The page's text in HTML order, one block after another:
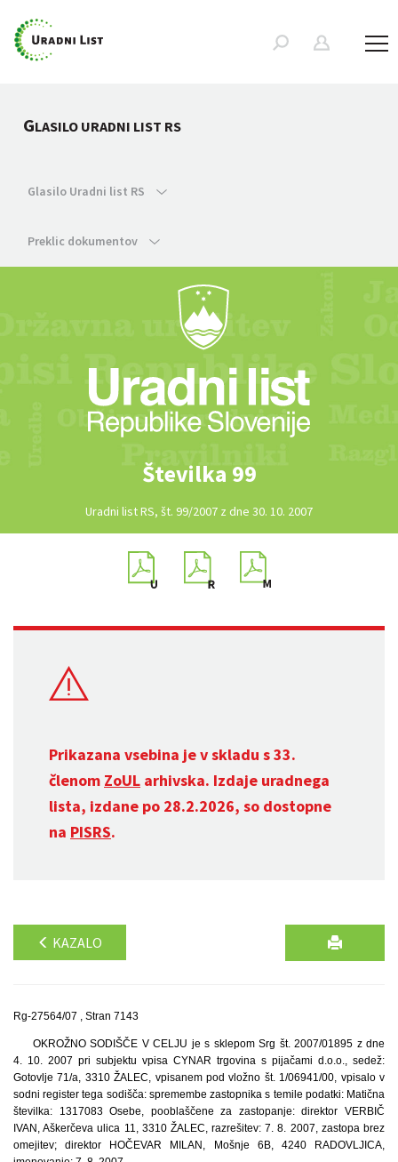
GLASILO URADNI LIST RS
Glasilo Uradni list RS
Preklic dokumentov
Številka 99
Uradni list RS, št. 99/2007 z dne 30. 10. 2007
Prikazana vsebina je v skladu s 33.
členom ZoUL arhivska. Izdaje uradnega
lista, izdane po 28.2.2026, so dostopne
na PISRS.
KAZALO
Rg-27564/07 , Stran 7143
OKROŽNO SODIŠČE V CELJU je s sklepom Srg št. 2007/01895 z dne
4. 10. 2007 pri subjektu vpisa CYNAR trgovina s pijačami d.o.o., sedež:
Gotovlje 71/a, 3310 ŽALEC, vpisanem pod vložno št. 1/06941/00, vpisalo v
sodni register tega sodišča: spremembe zastopnika s temile podatki: Matična
številka: 1317083 Osebe, pooblaščene za zastopanje: direktor VERBIČ
IVAN, Aškerčeva ulica 11, 3310 ŽALEC, razrešitev: 7. 8. 2007, zastopa brez
omejitev; direktor HOČEVAR MILAN, Mošnje 6B, 4240 RADOVLJICA,